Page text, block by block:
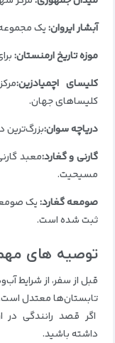
آبشار ایروان:یک مجموعه
موزه تاریخ ارمنستان:
کلیسای اچمیادزین:
کلیساهای جهان.
دریاچه سوان:بزرگ‌ترین
گارنی و گغارد:معبد
مسیحیت.
صومعه گغارد:یک
ثبت شده است.
توصیه های
قبل از سفر، از شرایط
تابستان‌ها معتدل
اگر قصد رانندگی در
داشته باشید.